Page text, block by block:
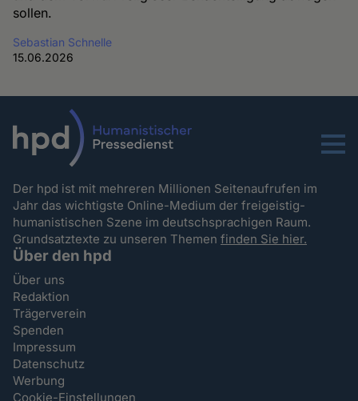
sollen.
Sebastian Schnelle
15.06.2026
Menu
Der hpd ist mit mehreren Millionen Seitenaufrufen im
Jahr das wichtigste Online-Medium der freigeistig-
humanistischen Szene im deutschsprachigen Raum.
Grundsatztexte zu unseren Themenfinden Sie hier.
Über den hpd
Über uns
Redaktion
Trägerverein
Spenden
Impressum
Datenschutz
Werbung
Cookie-Einstellungen